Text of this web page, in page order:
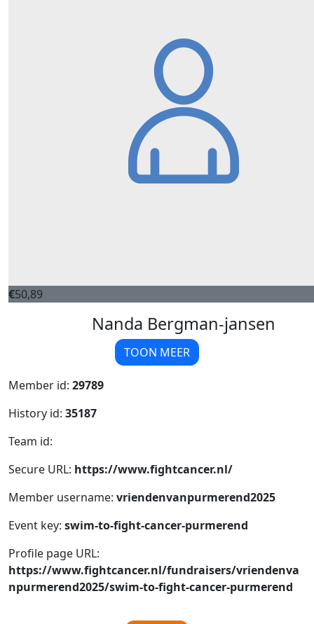
€50,89
Nanda Bergman-jansen
TOON MEER
Member id: 29789
History id: 35187
Team id:
Secure URL: https://www.fightcancer.nl/
Member username: vriendenvanpurmerend2025
Event key: swim-to-fight-cancer-purmerend
Profile page URL:
https://www.fightcancer.nl/fundraisers/vriendenva
npurmerend2025/swim-to-fight-cancer-purmerend